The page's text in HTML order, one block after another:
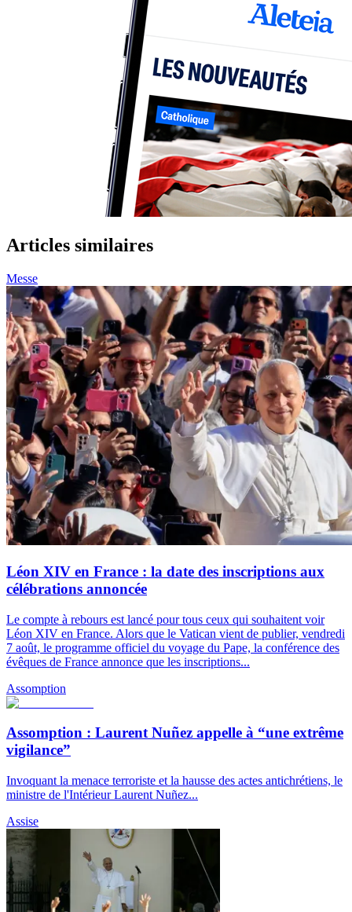
Articles similaires
Messe
Léon XIV en France : la date des inscriptions aux
célébrations annoncée
Le compte à rebours est lancé pour tous ceux qui souhaitent voir
Léon XIV en France. Alors que le Vatican vient de publier, vendredi
7 août, le programme officiel du voyage du Pape, la conférence des
évêques de France annonce que les inscriptions...
Assomption
Assomption : Laurent Nuñez appelle à “une extrême
vigilance”
Invoquant la menace terroriste et la hausse des actes antichrétiens, le
ministre de l'Intérieur Laurent Nuñez...
Assise